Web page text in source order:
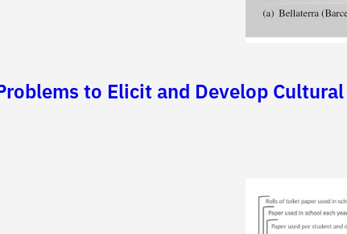
to Elicit and Develop